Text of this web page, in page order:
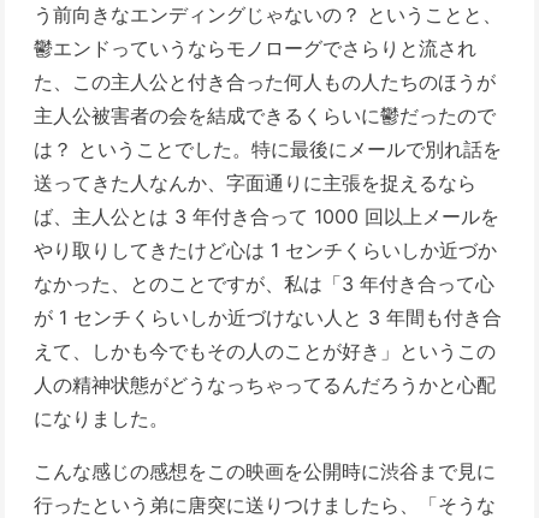
う前向きなエンディングじゃないの？ ということと、
鬱エンドっていうならモノローグでさらりと流され
た、この主人公と付き合った何人もの人たちのほうが
主人公被害者の会を結成できるくらいに鬱だったので
は？ ということでした。特に最後にメールで別れ話を
送ってきた人なんか、字面通りに主張を捉えるなら
ば、主人公とは 3 年付き合って 1000 回以上メールを
やり取りしてきたけど心は 1 センチくらいしか近づか
なかった、とのことですが、私は「3 年付き合って心
が 1 センチくらいしか近づけない人と 3 年間も付き合
えて、しかも今でもその人のことが好き」というこの
人の精神状態がどうなっちゃってるんだろうかと心配
になりました。
こんな感じの感想をこの映画を公開時に渋谷まで見に
行ったという弟に唐突に送りつけましたら、「そうな